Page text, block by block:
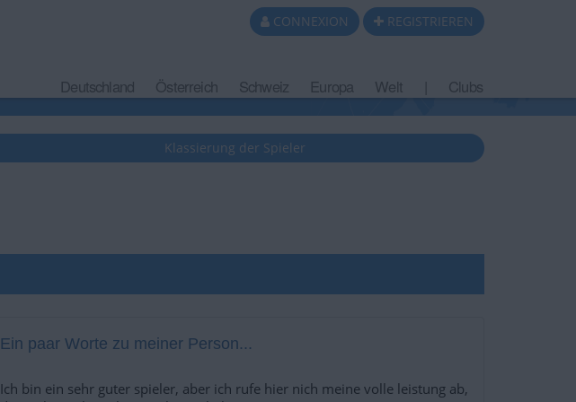
CONNEXION REGISTRIEREN
Deutschland Österreich Schweiz Europa Welt Clubs
Klassierung der Spieler
Ein paar Worte zu meiner Person...
Ich bin ein sehr guter spieler, aber ich rufe hier nich meine volle leistung ab,